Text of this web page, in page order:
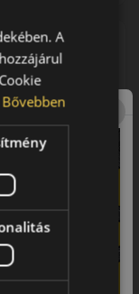
0 értékelés
FT SZERELÉSI
A
Bővebben